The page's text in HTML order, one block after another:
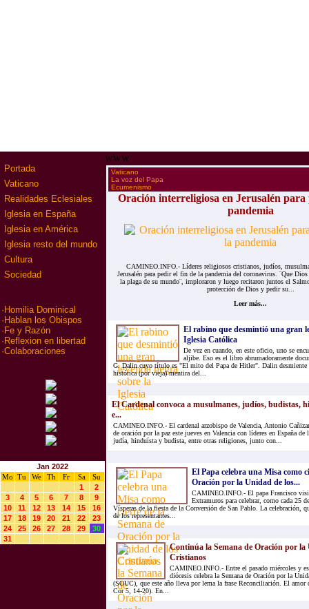
Portada
Vaticano
Realidades Eclesiales
Iglesia en España
Iglesia en América
Iglesia resto del mundo
Cultura
Sociedad
· Homilia Dominical
· Hablan los Obispos
· Fe y Razón
· Reflexion en libertad
·Colaboraciones
Jan 2022
Mo
Tu We Th Fr Sa
Su
1
2
3
4 5 6 7 8
9
10
11 12 13 14 15
16
17
18 19 20 21 22
23
24
25 26 27 28 29
30
31
www
·Vaticano
·La voz del Papa
·Ecumenismo
Oración interreligiosa en Jerusalén
pandemia
CAMINEO.INFO.- Líderes religiosos cristianos, judíos,
Jerusalén para pedir el fin de la pandemia del coronavirus. ¨Que
la plaga de su mundo¨, imploraron y luego recitaron juntos el
protección de Dios y pedir su...
Leer más...
El rabino que desmintió una gran
Iglesia Católica
De vez en cuando, en este oficio, uno se
aljibe. Eso es el libro abrumadoramente
G. Dalin cuyo título es "El mito del Papa de Hitler". Dalin desmiente
histórica (por vieja) mentira del...
El Cardenal convoca a musulmanes, judíos, budistas,
e...
CAMINEO.INFO.- El cardenal arzobispo de Valencia, Antonio
de oración por la paz este jueves en Valencia con líderes en España
judía, hinduísta y budista, entre otras religiones, junto con...
El Papa celebra una Misa como
Oración por la Unidad de los...
CAMINEO.INFO.- El papa Francisco
Extramuros para celebrar, como cada 25
Vísperas de la fiesta de la Conversión de San Pablo. La celebración,
de los representantes...
Continúa la Semana de Oración por la
Cristianos
CAMINEO.INFO.- Entre el pasado miércoles y
diócesis celebra la Semana de Oración por la
(SOUC), que este año lleva por lema la frase Reconciliación. El amor
Cor 5, 14-20). En...